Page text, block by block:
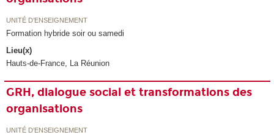
UNITÉ D’ENSEIGNEMENT
Formation hybride soir ou samedi
Lieu(x)
Hauts-de-France, La Réunion
GRH, dialogue social et transformations des
organisations
UNITÉ D’ENSEIGNEMENT